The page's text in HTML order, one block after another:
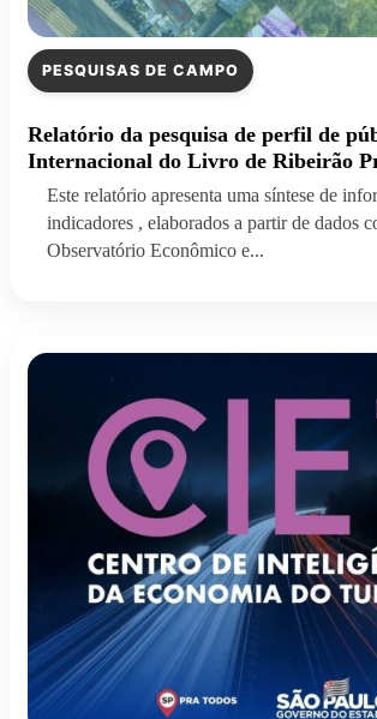
PESQUISAS DE CAMPO
Relatório da pesquisa de perfil de
Internacional do Livro de Ribeirão
Este relatório apresenta uma síntese de
indicadores , elaborados a partir de dados
Observatório Econômico e...